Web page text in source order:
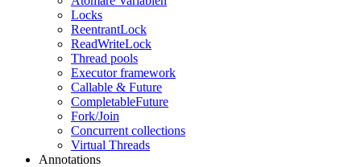
Locks
ReentrantLock
ReadWriteLock
Thread pools
Executor framework
Callable & Future
CompletableFuture
Fork/Join
Concurrent collections
Virtual Threads
Annotations